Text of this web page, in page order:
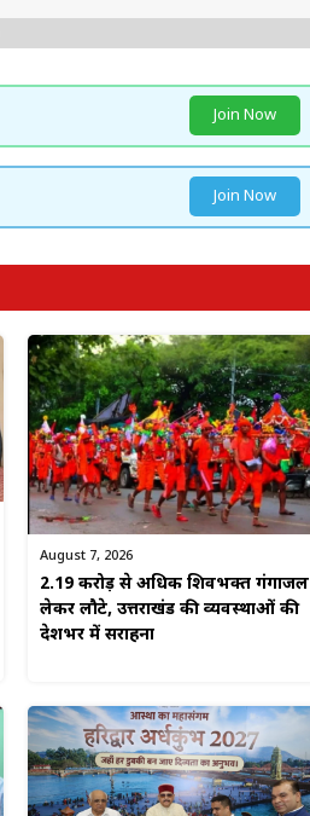
Join Now
Join Now
August 7, 2026
2.19 करोड़ से अधिक शिवभक्त गंगाजल
लेकर लौटे, उत्तराखंड की व्यवस्थाओं की
देशभर में सराहना